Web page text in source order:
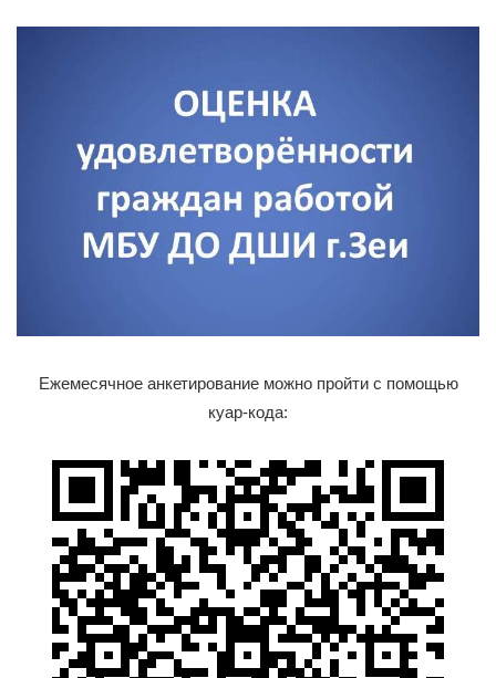
Ежемесячное анкетирование можно пройти с помощью
куар-кода: